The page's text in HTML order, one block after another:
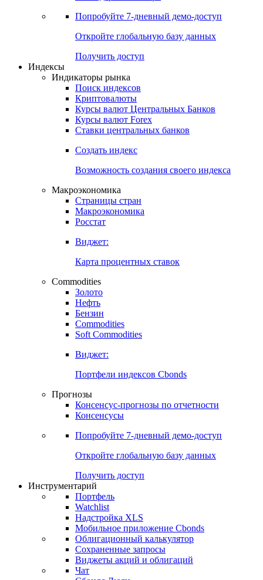
Денежный рынок
Календарь инвестора
Попробуйте7-дневный
Откройте глобальную базу данных
Получить доступ
Индикаторы рынка
Поиск индексов
Курсы валют Центральных Банков
Ставки центральных банков
Создать индекс
Возможность создания своего индекса
Страницы стран
Росстат
Виджет:
Карта процентных ставок
Commodities
Золото
Бензин
Soft Commodities
Виджет:
Портфели индексов Cbonds
Прогнозы
Консенсусы
Попробуйте7-дневный
Откройте глобальную базу данных
Получить доступ
Инструментарий
Портфель
Watchlist
Надстройка XLS
Мобильное приложение Cbonds